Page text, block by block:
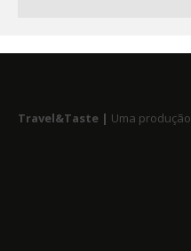
Travel&Taste | Uma produção